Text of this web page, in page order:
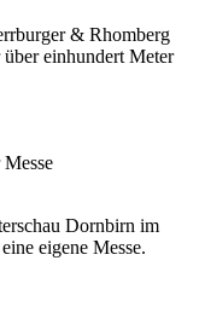
& Rhomberg
einhundert Meter
Dornbirn im
eigene Messe.